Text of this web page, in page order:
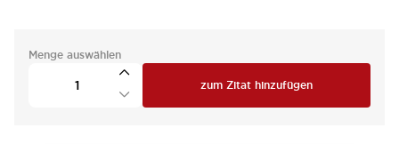
Menge auswählen
zum Zitat hinzufügen